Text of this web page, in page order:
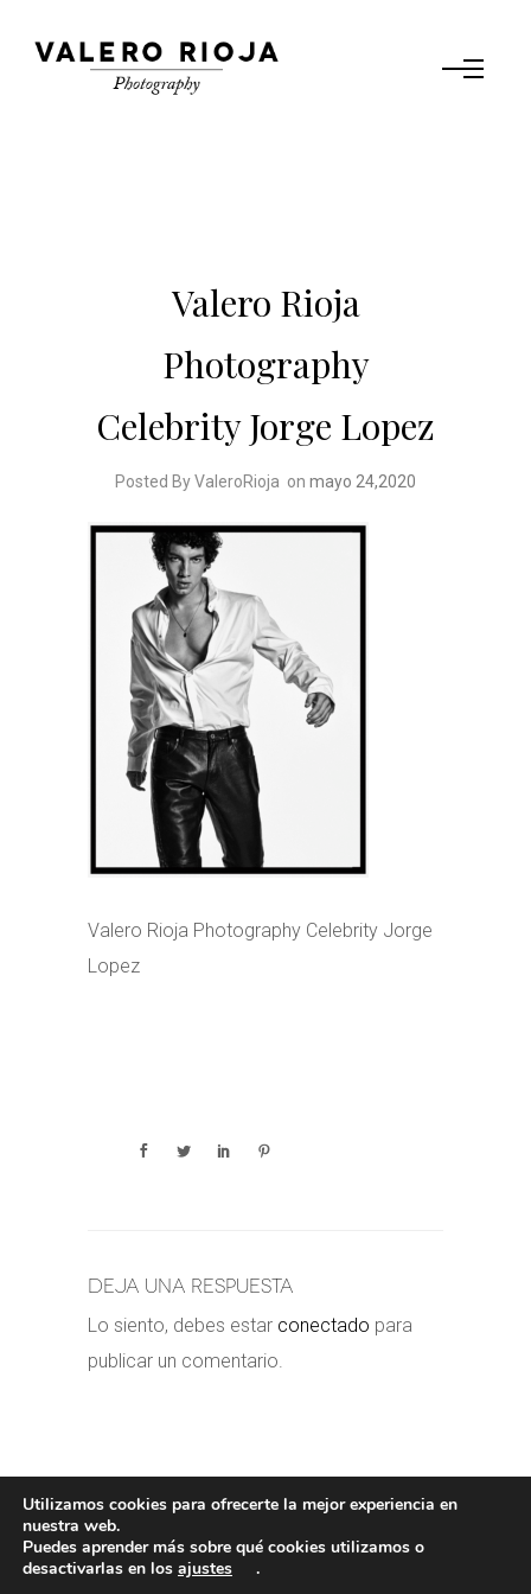
Valero Rioja
Photography
Celebrity Jorge Lopez
Posted By ValeroRioja on mayo 24,2020
Valero Rioja Photography Celebrity Jorge
Lopez
Deja una respuesta
Lo siento, debes estar conectado para
publicar un comentario.
POLÍTICA DE COOKIES - POLÍTICA
Utilizamos cookies para ofrecerte la mejor experiencia en
nuestra web.
Puedes aprender más sobre qué cookies utilizamos o
desactivarlas en los ajustes .